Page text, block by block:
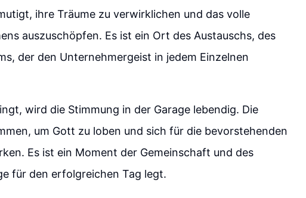
ihre Träume zu verwirklichen und das volle
auszuschöpfen. Es ist ein Ort des Austauschs, des
der den Unternehmergeist in jedem Einzelnen
wird die Stimmung in der Garage lebendig. Die
um Gott zu loben und sich für die bevorstehenden
Es ist ein Moment der Gemeinschaft und des
für den erfolgreichen Tag legt.